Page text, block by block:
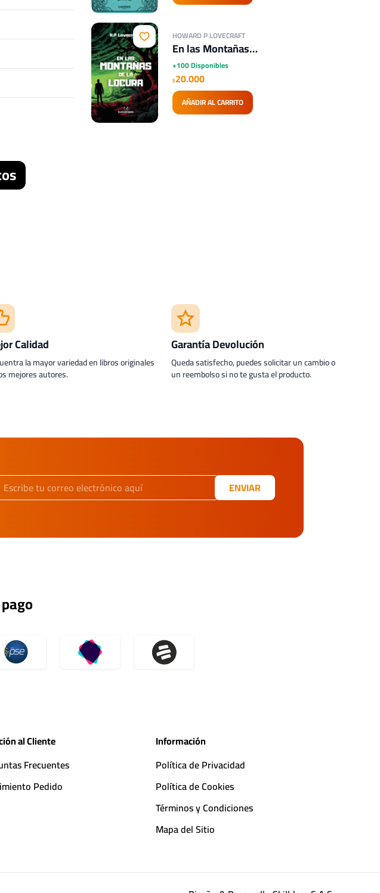
HOWARD P LOVECRAFT
En las Montañas de la Locura - Lite
+100 Disponibles
$20.000
AÑADIR AL CARRITO
Calidad
la mayor variedad en libros originales
mejores autores.
Garantía Devolución
Queda satisfecho, puedes solicitar un cambio o
un reembolso si no te gusta el producto.
ENVIAR
al Cliente
Frecuentes
Pedido
Información
Política de Privacidad
Política de Cookies
Términos y Condiciones
Mapa del Sitio